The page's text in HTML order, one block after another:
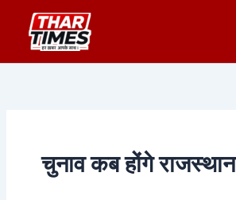
content
चुनाव कब होंगे राजस्थान